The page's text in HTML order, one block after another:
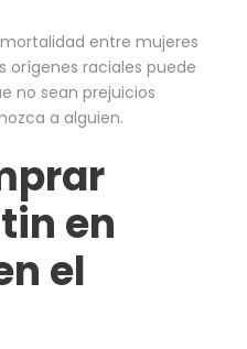
entre mujeres
orígenes raciales puede
no sean prejuicios
a alguien.
en
el